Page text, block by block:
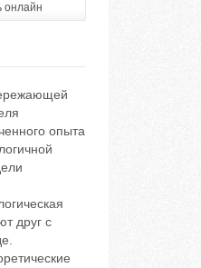
онлайн
опыта
друг с